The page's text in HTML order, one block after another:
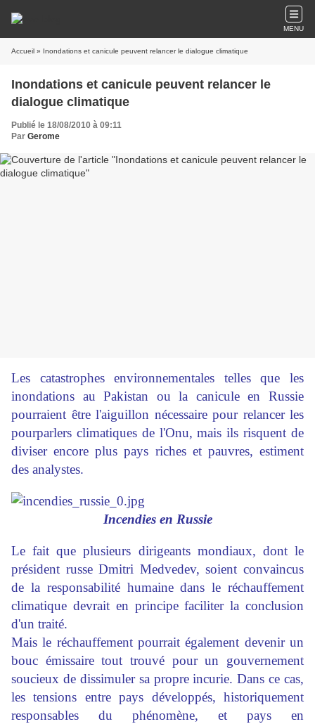
MENU
Accueil » Inondations et canicule peuvent relancer le dialogue climatique
Inondations et canicule peuvent relancer le
dialogue climatique
Publié le 18/08/2010 à 09:11
Par Gerome
Les catastrophes environnementales telles que les
inondations au Pakistan ou la canicule en Russie
pourraient être l'aiguillon nécessaire pour relancer les
pourparlers climatiques de l'Onu, mais ils risquent de
diviser encore plus pays riches et pauvres, estiment
des analystes.
Incendies en Russie
Le fait que plusieurs dirigeants mondiaux, dont le
président russe Dmitri Medvedev, soient convaincus
de la responsabilité humaine dans le réchauffement
climatique devrait en principe faciliter la conclusion
d'un traité.
Mais le réchauffement pourrait également devenir un
bouc émissaire tout trouvé pour un gouvernement
soucieux de dissimuler sa propre incurie. Dans ce cas,
les tensions entre pays développés, historiquement
responsables du phénomène, et pays en